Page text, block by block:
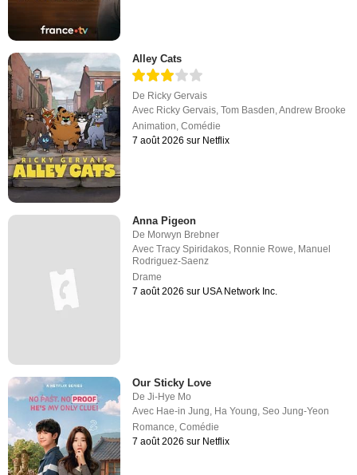
Alley Cats
De Ricky Gervais
Avec Ricky Gervais,Tom Basden,Andrew Brooke
Animation,Comédie
7 août 2026 sur Netflix
Anna Pigeon
De Morwyn Brebner
AvecTracy Spiridakos, Ronnie Rowe, Manuel
Rodriguez-Saenz
Drame
7 août 2026 sur USA Network Inc.
Our Sticky Love
DeJi-Hye Mo
Avec Hae-in Jung, Ha Young,Seo Jung-Yeon
Romance,Comédie
7 août 2026 sur Netflix